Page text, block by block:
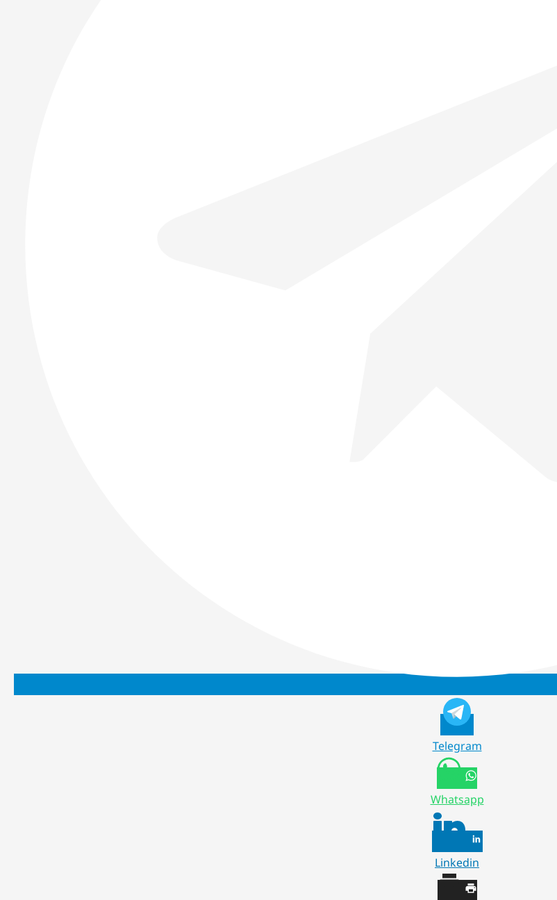
Telegram
Whatsapp
Linkedin